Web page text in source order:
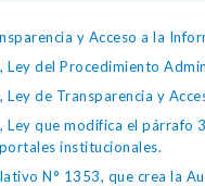
y Acceso a la
Ley del Procedimiento
Ley de Transparencia y
Ley que modifica el párrafo
institucionales.
N° 1353, que crea la